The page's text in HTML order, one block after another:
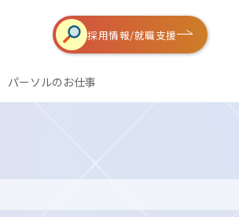
パーソルのお仕事
採用情報/就職支援